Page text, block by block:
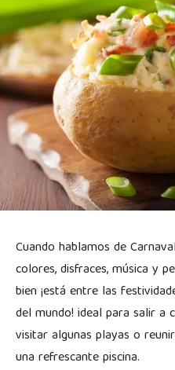
Cuando hablamos de
colores, disfraces, música y
bien ¡está entre las
del mundo! ideal para salir a
visitar algunas playas o
una refrescante piscina.